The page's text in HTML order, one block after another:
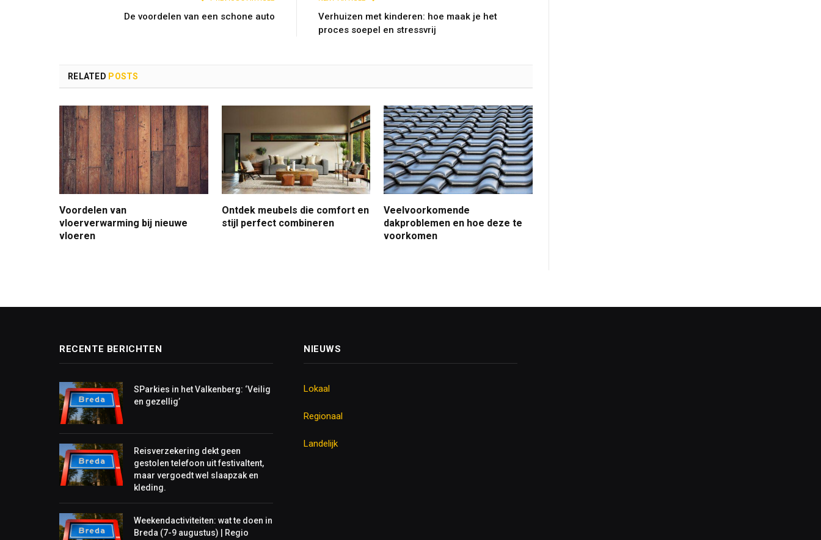
De voordelen van een schone auto
Verhuizen met kinderen: hoe maak je het
proces soepel en stressvrij
RELATED POSTS
Voordelen van
vloerverwarming bij nieuwe
vloeren
Ontdek meubels die comfort en
stijl perfect combineren
Veelvoorkomende
dakproblemen en hoe deze te
voorkomen
RECENTE BERICHTEN
SParkies in het Valkenberg: ‘Veilig
en gezellig’
Reisverzekering dekt geen
gestolen telefoon uit festivaltent,
maar vergoedt wel slaapzak en
kleding.
Weekendactiviteiten: wat te doen in
Breda (7-9 augustus) | Regio
NIEUWS
Lokaal
Regionaal
Landelijk